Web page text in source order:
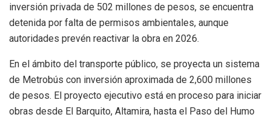
inversión privada de 502 millones de pesos, se encuentra
detenida por falta de permisos ambientales, aunque
autoridades prevén reactivar la obra en 2026.
En el ámbito del transporte público, se proyecta un sistema
de Metrobús con inversión aproximada de 2,600 millones
de pesos. El proyecto ejecutivo está en proceso para iniciar
obras desde El Barquito, Altamira, hasta el Paso del Humo